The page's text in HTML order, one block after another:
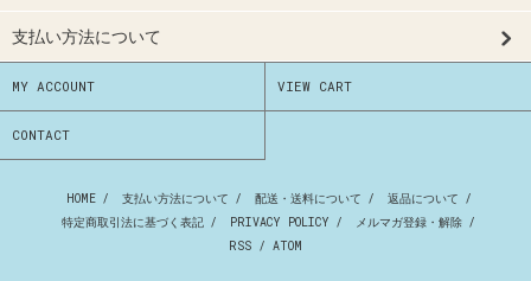
支払い方法について
MY ACCOUNT VIEW CART
CONTACT
HOME / 支払い方法について / 配送・送料について / 返品について /
特定商取引法に基づく表記 / PRIVACY POLICY / メルマガ登録・解除 /
RSS / ATOM